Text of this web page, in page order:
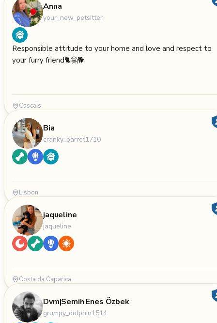
Anna
your_new_petsitter
Responsible attitude to your home and love and respect to
your furry friend🐈🤗🐕
Cascais
Bia
cranky_parrot1710
Lisbon
jaqueline
jaqueline
Costa da Caparica
Dvm|Semih Enes Özbek
grumpy_dolphin1514